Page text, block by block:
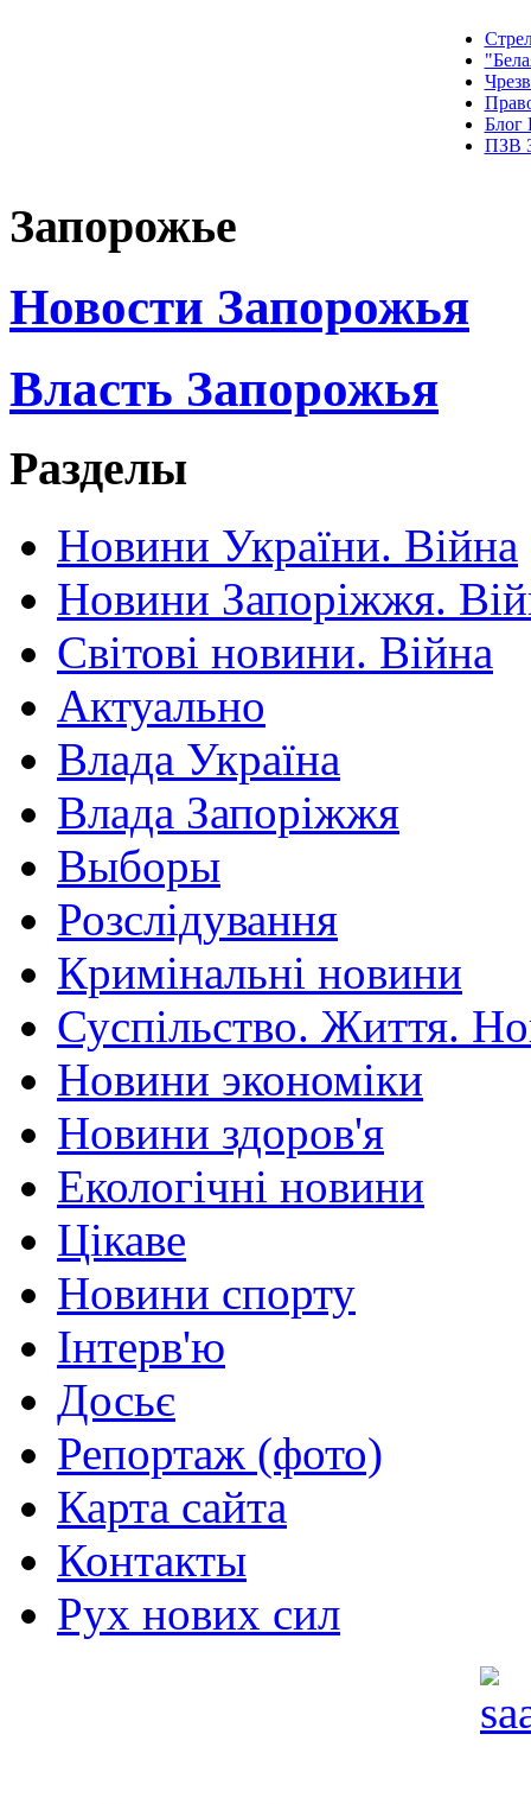
Блог
ПЗВ
Запорожье
Новости Запорожья
Власть Запорожья
Разделы
Новини України. Війна
Новини Запоріжжя.
Світові новини. Війна
Актуально
Влада Україна
Влада Запоріжжя
Выборы
Розслідування
Кримінальні новини
Суспільство. Життя.
Новини экономіки
Новини здоров'я
Екологічні новини
Цікаве
Новини спорту
Інтерв'ю
Досьє
Репортаж (фото)
Карта сайта
Контакты
Рух нових сил